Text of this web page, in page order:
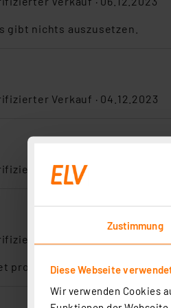
Zustimmung
Diese Webseite
Wir verwenden Cookies
gibt nichts auszusetzen.
Verkauf · 04.12.2023
Verkauf ·
Verkauf ·
problemlos